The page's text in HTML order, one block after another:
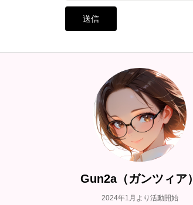
送信
Gun2a（ガンツィア）
2024年1月より活動開始